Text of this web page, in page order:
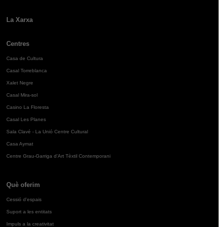
La Xarxa
Centres
Casa de Cultura
Casal Torreblanca
Xalet Negre
Casal Mira-sol
Casino La Floresta
Casal Les Planes
Sala Clavé - La Unió Centre Cultural
Casa Aymat
Centre Grau-Garriga d'Art Tèxtil Contemporani
Què oferim
Cessió d'espais
Suport a les entitats
Impuls a la creativitat